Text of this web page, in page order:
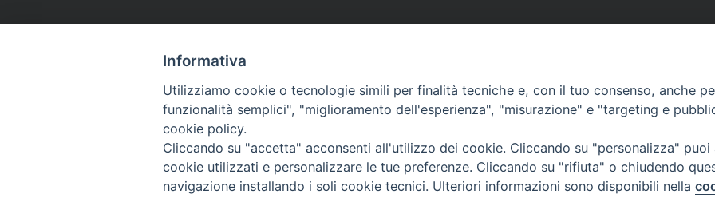
Piazza Giovene 4 – 70056 Molfetta (BA)
Ufficio Comunicazioni sociali
Piazza Giovene 4 – 70056 Molfetta (BA)
comunicazionisociali@diocesimolfetta.it
Informativa
Utilizziamo cookie o tecnologie simili per finalità tecniche e, con il tuo consenso, anche
funzionalità semplici", "miglioramento dell'esperienza", "misurazione" e "targeting e
cookie policy.
Cliccando su "accetta" acconsenti all'utilizzo dei cookie. Cliccando su "personalizza"
cookie utilizzati e personalizzare le tue preferenze. Cliccando su "rifiuta" o chiudendo
navigazione installando i soli cookie tecnici. Ulteriori informazioni sono disponibili nella